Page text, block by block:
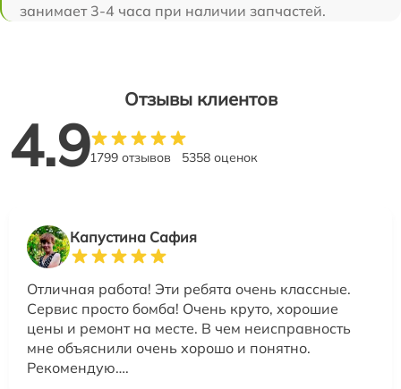
занимает 3-4 часа при наличии запчастей.
Отзывы клиентов
4.91799 отзывов 5358 оценок
Капустина Сафия
Отличная работа! Эти ребята очень классные.
Сервис просто бомба! Очень круто, хорошие
цены и ремонт на месте. В чем неисправность
мне объяснили очень хорошо и понятно.
Рекомендую….